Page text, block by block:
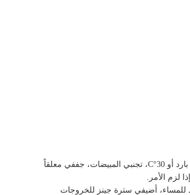
اغسلي الفستان بالغسالة على غسيل لطيف بماء بارد أو 30°C، تجنبي المبيضات، جففي معلقاً
لزم الأمر.
للمساء، أضيفي سترة جينز للخروجات